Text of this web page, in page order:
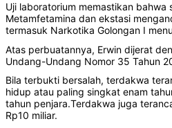
Uji laboratorium memastikan bahwa
Metamfetamina dan ekstasi
termasuk Narkotika Golongan I
Atas perbuatannya, Erwin dijerat
Undang-Undang Nomor 35 Tahun
Bila terbukti bersalah, terdakwa
hidup atau paling singkat enam
tahun penjara.Terdakwa juga
Rp10 miliar.